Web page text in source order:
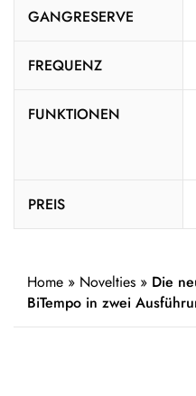
GANGRESERVE
FREQUENZ
FUNKTIONEN
PREIS
Home » Novelties » Die
BiTempo in zwei